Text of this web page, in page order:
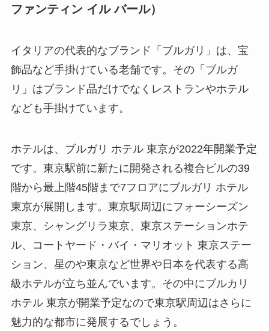
ファンティン イル バール）
イタリアの代表的なブランド「ブルガリ」は、宝
飾品など手掛けている老舗です。その「ブルガ
リ」はブランド品だけでなくレストランやホテル
なども手掛けています。
ホテルは、ブルガリ ホテル 東京が2022年開業予定
です。東京駅前に新たに開発される複合ビルの39
階から最上階45階まで7フロアにブルガリ ホテル
東京が展開します。東京駅周辺にフォーシーズン
東京、シャングリラ東京、東京ステーションホテ
ル、コートヤード・バイ・マリオット 東京ステー
ション、星のや東京など世界や日本を代表する高
級ホテルが立ち並んでいます。その中にブルカリ
ホテル 東京が開業予定なので東京駅周辺はさらに
魅力的な都市に発展するでしょう。